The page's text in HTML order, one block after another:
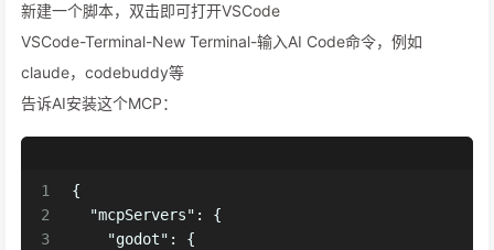
新建一个脚本，双击即可打开VSCode
VSCode-Terminal-New Terminal-输入AI Code命令，例如
claude，codebuddy等
告诉AI安装这个MCP：
1
2
3
{
"mcpServers" :
{
"godot" :
{